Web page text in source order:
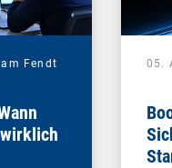
Fendt 05.